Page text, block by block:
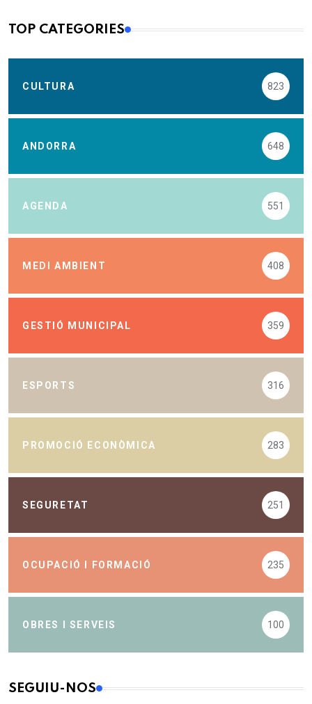
TOP CATEGORIES
CULTURA 823
ANDORRA 648
AGENDA 551
MEDI AMBIENT 408
GESTIÓ MUNICIPAL 359
ESPORTS 316
PROMOCIÓ ECONÒMICA 283
SEGURETAT 251
OCUPACIÓ I FORMACIÓ 235
OBRES I SERVEIS 100
SEGUIU-NOS